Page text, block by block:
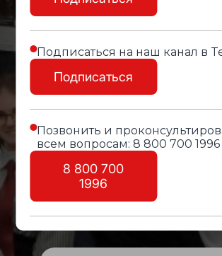
Подписаться на наш канал в
Подписаться
Позвонить и
всем вопросам: 8 800 700 1996
8 800 700
1996
ресторане
"Высота
Мест нет!
Оставить заявку